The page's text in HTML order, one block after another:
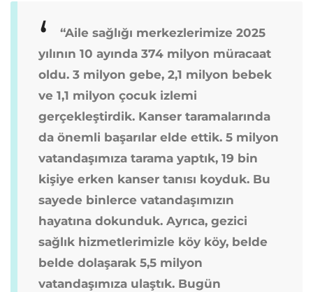
“Aile sağlığı merkezlerimize 2025
yılının 10 ayında 374 milyon müracaat
oldu. 3 milyon gebe, 2,1 milyon bebek
ve 1,1 milyon çocuk izlemi
gerçekleştirdik. Kanser taramalarında
da önemli başarılar elde ettik. 5 milyon
vatandaşımıza tarama yaptık, 19 bin
kişiye erken kanser tanısı koyduk. Bu
sayede binlerce vatandaşımızın
hayatına dokunduk. Ayrıca, gezici
sağlık hizmetlerimizle köy köy, belde
belde dolaşarak 5,5 milyon
vatandaşımıza ulaştık. Bugün